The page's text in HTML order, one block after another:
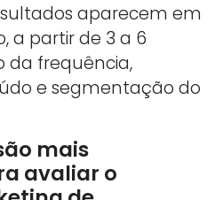
aparecem em
a partir de 3 a 6
da frequência,
e segmentação do
mais
avaliar o